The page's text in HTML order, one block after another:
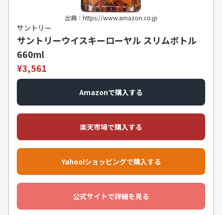
出典：https://www.amazon.co.jp
サントリー
サントリーウイスキーローヤル スリムボトル
660ml
¥3,561
Amazonで購入する
楽天市場で購入する
Yahoo!ショッピングで購入する
公式サイトで詳細を見る